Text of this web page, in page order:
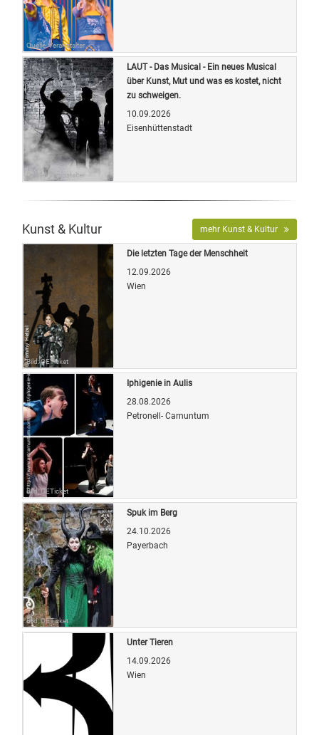
Quelle: Veranstalter
Quelle: Veranstalter
LAUT - Das Musical - Ein neues Musical
über Kunst, Mut und was es kostet, nicht
zu schweigen.
10.09.2026
Eisenhüttenstadt
Kunst & Kultur mehr Kunst & Kultur
Bild: OETicket
Die letzten Tage der Menschheit
12.09.2026
Wien
Bild: OETicket
Iphigenie in Aulis
28.08.2026
Petronell- Carnuntum
Bild: OETicket
Spuk im Berg
24.10.2026
Payerbach
Unter Tieren
14.09.2026
Wien